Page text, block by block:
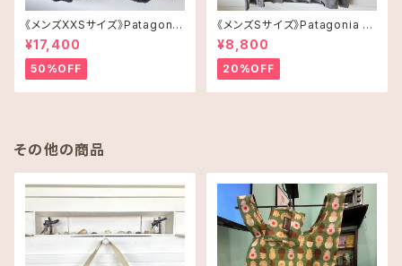
《メンズXXSサイズ》Patagonia
レトロX
¥17,400
50%OFF
《メンズSサイズ》Patagonia ロ
ングスリーブT-shirt
¥8,800
20%OFF
その他の商品